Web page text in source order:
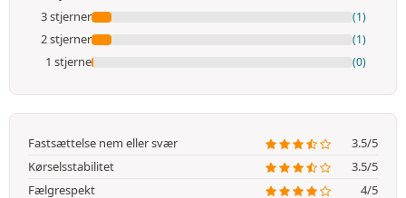
3 stjerner (1)
2 stjerner (1)
1 stjerne (0)
Fastsættelse nem eller svær
3.5/5
Kørselsstabilitet
3.5/5
Fælgrespekt
4/5